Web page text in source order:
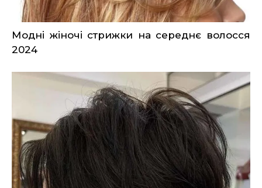
Модні жіночі стрижки на середнє волосся
2024